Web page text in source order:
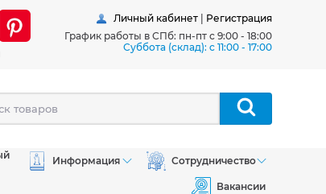
Личный кабинет| Регистрация
График работы в СПб: пн-пт с 9:00 - 18:00
Суббота (склад): c 11:00 - 17:00
Информация Сотрудничество
Вакансии